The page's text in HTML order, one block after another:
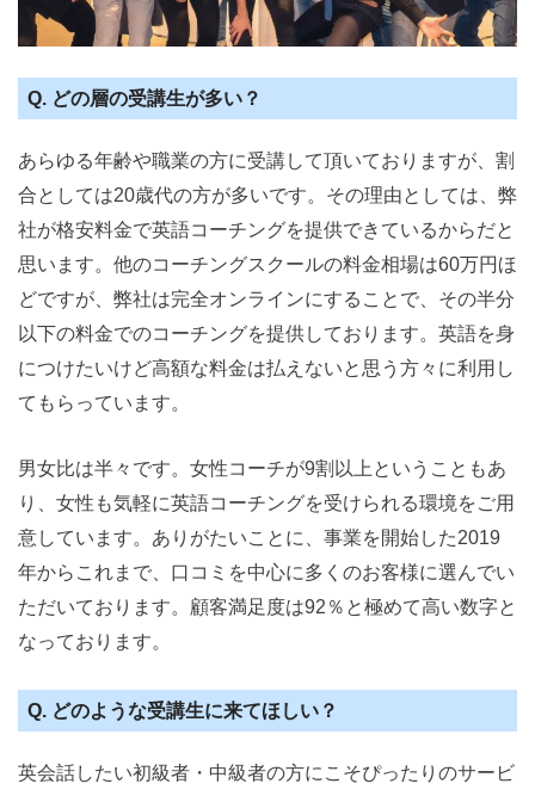
Q. どの層の受講生が多い？
あらゆる年齢や職業の方に受講して頂いておりますが、割
合としては20歳代の方が多いです。その理由としては、弊
社が格安料金で英語コーチングを提供できているからだと
思います。他のコーチングスクールの料金相場は60万円ほ
どですが、弊社は完全オンラインにすることで、その半分
以下の料金でのコーチングを提供しております。英語を身
につけたいけど高額な料金は払えないと思う方々に利用し
てもらっています。
男女比は半々です。女性コーチが9割以上ということもあ
り、女性も気軽に英語コーチングを受けられる環境をご用
意しています。ありがたいことに、事業を開始した2019
年からこれまで、口コミを中心に多くのお客様に選んでい
ただいております。顧客満足度は92％と極めて高い数字と
なっております。
Q. どのような受講生に来てほしい？
英会話したい初級者・中級者の方にこそぴったりのサービ